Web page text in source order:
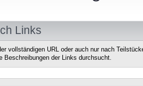
Links
vollständigen URL oder auch nur nach
Beschreibungen der Links durchsucht.